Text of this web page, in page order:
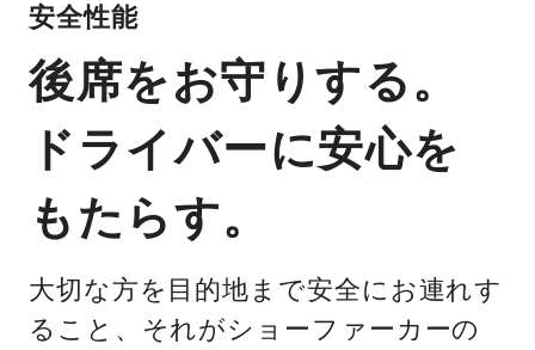
安全性能
後席をお守りする。
ドライバーに安心を
もたらす。
大切な方を目的地まで安全にお連れす
ること、それがショーファーカーの